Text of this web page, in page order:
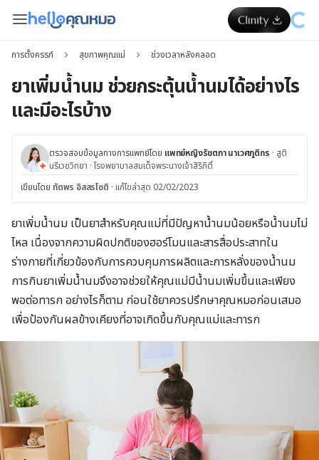
การตั้งครรภ์ สุขภาพคุณแม่ ช่วงเวลาหลังคลอด
ยาเพิ่มน้ำนม ช่วยกระตุ้นน้ำนมได้อย่างไร
และมีอะไรบ้าง
ตรวจสอบข้อมูลทางการแพทย์โดย แพทย์หญิงรัชตภา นาเวศภูติกร · สูติ
นรีเวชวิทยา ·โรงพยาบาลสมเด็จพระนางเจ้าสิริกิติ์
เขียนโดย ทัตพร อิสสรโชติ · แก้ไขล่าสุด 02/02/2023
ยาเพิ่มน้ำนม เป็นยาสำหรับคุณแม่ที่มีปัญหาน้ำนมน้อยหรือน้ำนมไม่
ไหล เนื่องจากความผิดปกติของฮอร์โมนและสารสื่อประสาทใน
ร่างกายที่เกี่ยวข้องกับการควบคุมการผลิตและการหลั่งของน้ำนม
การกินยาเพิ่มน้ำนมจึงอาจช่วยให้คุณแม่มีน้ำนมเพิ่มขึ้นและเพียง
พอต่อทารก อย่างไรก็ตาม ก่อนใช้ยาควรปรึกษาคุณหมอก่อนเสมอ
เพื่อป้องกันผลข้างเคียงที่อาจเกิดขึ้นกับคุณแม่และทารก